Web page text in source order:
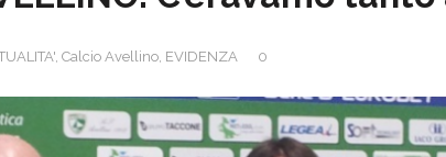
, Calcio Avellino, EVIDENZA 0